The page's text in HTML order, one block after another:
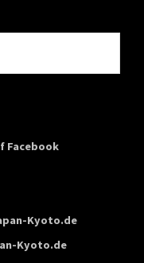
Facebook
Kyoto.de
Kyoto.de